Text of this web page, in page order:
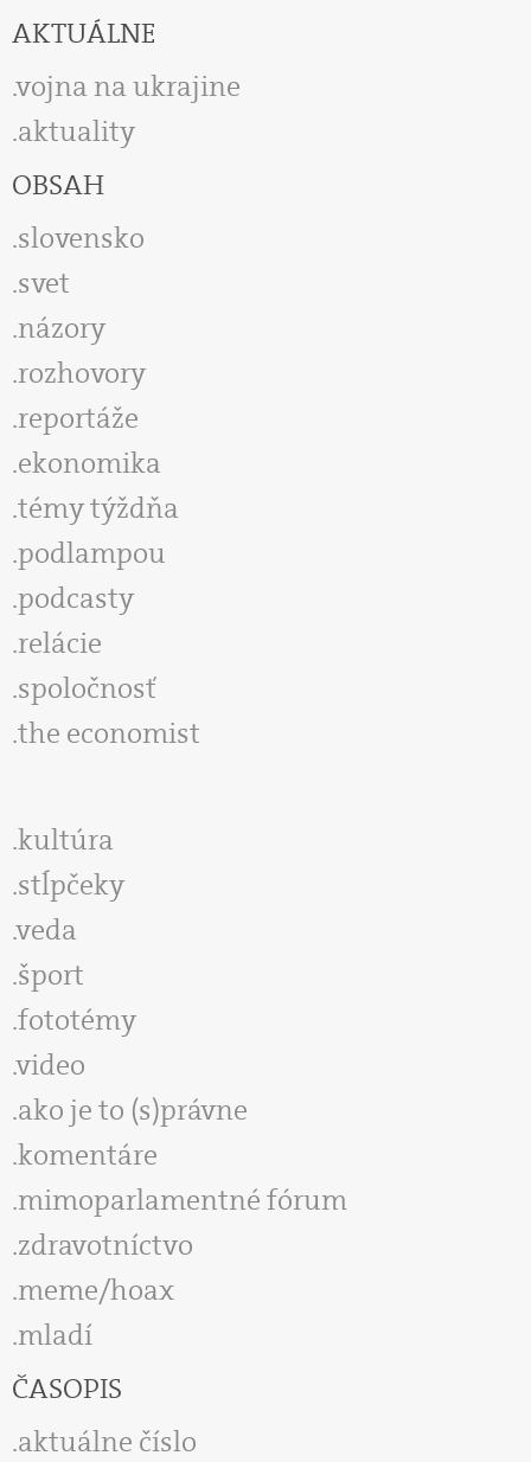
AKTUÁLNE
vojna na ukrajine
aktuality
OBSAH
slovensko
svet
názory
rozhovory
reportáže
ekonomika
témy týždňa
podlampou
podcasty
relácie
spoločnosť
the economist
kultúra
stĺpčeky
veda
šport
fototémy
video
ako je to (s)právne
komentáre
mimoparlamentné fórum
zdravotníctvo
meme/hoax
mladí
ČASOPIS
aktuálne číslo